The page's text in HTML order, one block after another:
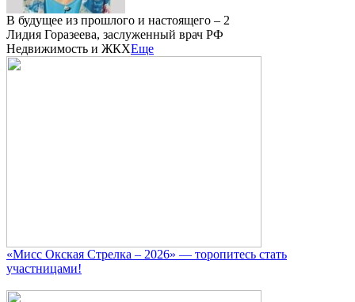
В будущее из прошлого и настоящего – 2
Лидия Горазеева, заслуженный врач РФ
Недвижимость и ЖКХЕще
«Мисс Окская Стрелка – 2026» — торопитесь стать
участницами!